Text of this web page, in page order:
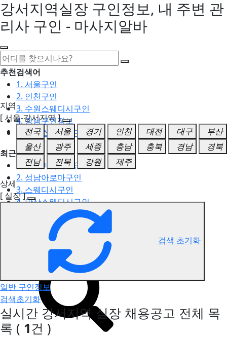
강서지역실장 구인정보, 내 주변 관
리사 구인 - 마사지알바
추천검색어
1. 서울구인
2. 인천구인
3. 수원스웨디시구인
4. 강남구인정보
5. 동탄스웨디시구인
최근검색어
1. 일산마사지구인
2. 성남아로마구인
3. 스웨디시구인
4. 안산스웨디시구인
5. 아로마구인
강서지역 실장 구인정보
지역
[ 서울-강서지역 ]
전국
서울 경기 인천 대전 대구
부산
울산
광주 세종 충남 충북 경남
경북
전남
전북 강원
제주
상세
[ 실장 ]
검색 초기화
일반 구인정보
검색초기화
실시간 강서지역 실장 채용공고 전체 목
록 ( 1건 )